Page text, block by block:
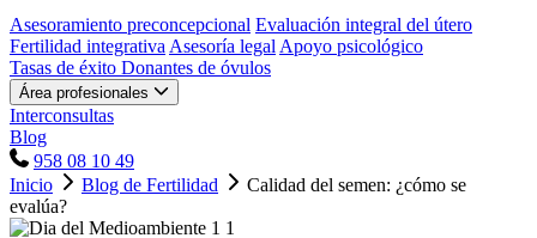
Asesoramiento preconcepcional Evaluación integral del útero
Fertilidad integrativa Asesoría legal Apoyo psicológico
Tasas de éxito Donantes de óvulos
Área profesionales
Interconsultas
Blog
958 08 10 49
Inicio
Blog de Fertilidad
Calidad del semen: ¿cómo se
evalúa?